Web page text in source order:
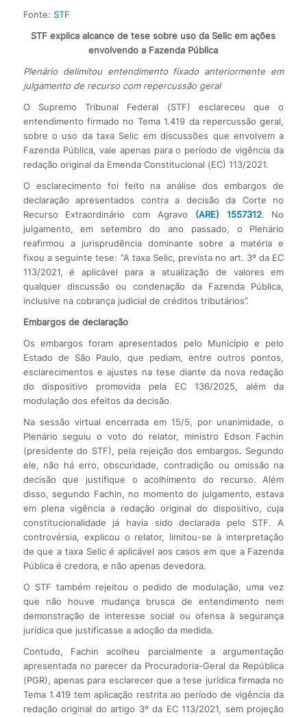
Fonte: STF
STF explica alcance de tese sobre uso da Selic em ações
envolvendo a Fazenda Pública
Plenário delimitou entendimento fixado anteriormente em
julgamento de recurso com repercussão geral
O Supremo Tribunal Federal (STF) esclareceu que o
entendimento firmado no Tema 1.419 da repercussão geral,
sobre o uso da taxa Selic em discussões que envolvem a
Fazenda Pública, vale apenas para o período de vigência da
redação original da Emenda Constitucional (EC) 113/2021.
O esclarecimento foi feito na análise dos embargos de
declaração apresentados contra a decisão da Corte no
Recurso Extraordinário com Agravo (ARE) 1557312. No
julgamento, em setembro do ano passado, o Plenário
reafirmou a jurisprudência dominante sobre a matéria e
fixou a seguinte tese: “A taxa Selic, prevista no art. 3º da EC
113/2021, é aplicável para a atualização de valores em
qualquer discussão ou condenação da Fazenda Pública,
inclusive na cobrança judicial de créditos tributários”.
Embargos de declaração
Os embargos foram apresentados pelo Município e pelo
Estado de São Paulo, que pediam, entre outros pontos,
esclarecimentos e ajustes na tese diante da nova redação
do dispositivo promovida pela EC 136/2025, além da
modulação dos efeitos da decisão.
Na sessão virtual encerrada em 15/5, por unanimidade, o
Plenário seguiu o voto do relator, ministro Edson Fachin
(presidente do STF), pela rejeição dos embargos. Segundo
ele, não há erro, obscuridade, contradição ou omissão na
decisão que justifique o acolhimento do recurso. Além
disso, segundo Fachin, no momento do julgamento, estava
em plena vigência a redação original do dispositivo, cuja
constitucionalidade já havia sido declarada pelo STF. A
controvérsia, explicou o relator, limitou-se à interpretação
de que a taxa Selic é aplicável aos casos em que a Fazenda
Pública é credora, e não apenas devedora.
O STF também rejeitou o pedido de modulação, uma vez
que não houve mudança brusca de entendimento nem
demonstração de interesse social ou ofensa à segurança
jurídica que justificasse a adoção da medida.
Contudo, Fachin acolheu parcialmente a argumentação
apresentada no parecer da Procuradoria-Geral da República
(PGR), apenas para esclarecer que a tese jurídica firmada no
Tema 1.419 tem aplicação restrita ao período de vigência da
redação original do artigo 3º da EC 113/2021, sem projeção